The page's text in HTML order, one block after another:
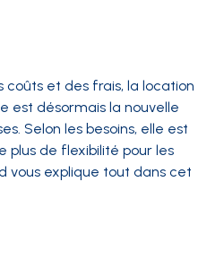
coûts et des frais, la location
est désormais la nouvelle
Selon les besoins, elle est
plus de flexibilité pour les
vous explique tout dans cet